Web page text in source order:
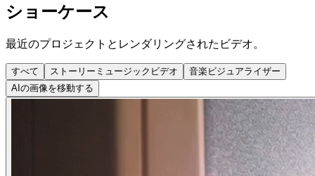
ショーケース
最近のプロジェクトとレンダリングされたビデオ。
すべて ストーリーミュージックビデオ
音楽ビジュアライザー
AIの画像を移動する